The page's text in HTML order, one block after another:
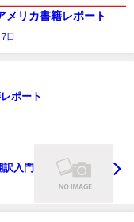
メリカ書籍レポート
日
ポート
訳入門